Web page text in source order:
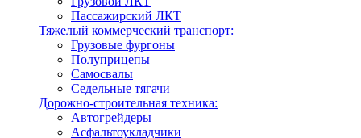
Пассажирский ЛКТ
Тяжелый коммерческий транспорт:
Грузовые фургоны
Полуприцепы
Самосвалы
Седельные тягачи
Дорожно-строительная техника:
Автогрейдеры
Асфальтоукладчики